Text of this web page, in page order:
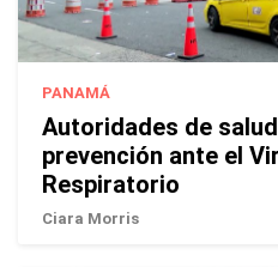
PANAMÁ
Autoridades de
prevención ante el
Respiratorio
Ciara Morris